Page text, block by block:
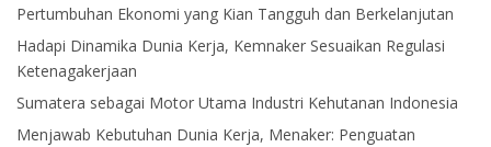
Pertumbuhan Ekonomi yang Kian Tangguh dan Berkelanjutan
Hadapi Dinamika Dunia Kerja, Kemnaker Sesuaikan Regulasi
Ketenagakerjaan
Sumatera sebagai Motor Utama Industri Kehutanan Indonesia
Menjawab Kebutuhan Dunia Kerja, Menaker: Penguatan